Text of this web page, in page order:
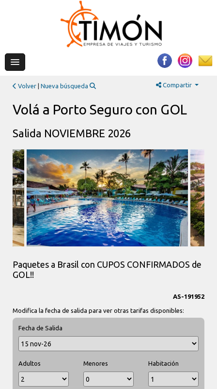
Volver |Nueva búsqueda Compartir
Volá a Porto Seguro con GOL
Salida NOVIEMBRE 2026
Paquetes a Brasil con CUPOS CONFIRMADOS de
GOL!!
AS-191952
Modifica la fecha de salida para ver otras tarifas disponibles:
Fecha de Salida
Adultos Menores Habitación